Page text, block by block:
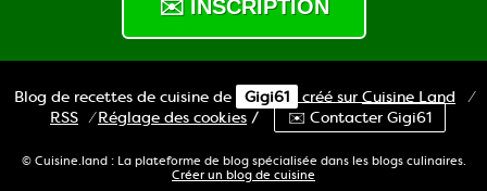
Blog de recettes de cuisine de Gigi61 créé sur Cuisine Land
⁄
RSS ⁄Réglage des cookies / ✉️ Contacter Gigi61
© Cuisine.land : La plateforme de blog spécialisée dans les blogs culinaires.
Créer un blog de cuisine